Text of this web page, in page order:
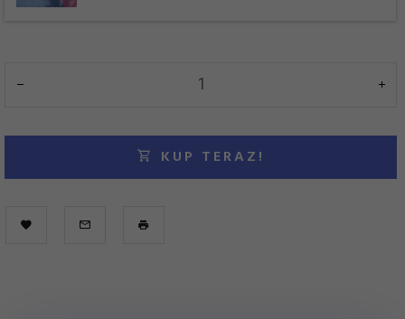
KUP TERAZ!